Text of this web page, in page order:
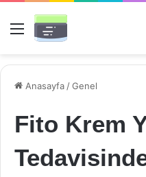
Menü
Anasayfa /Genel
Fito Krem